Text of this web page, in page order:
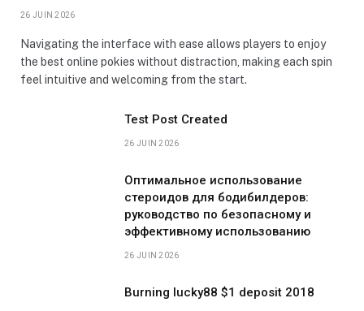
26 JUIN 2026
Navigating the interface with ease allows players to enjoy
the best online pokies without distraction, making each spin
feel intuitive and welcoming from the start.
Test Post Created
26 JUIN 2026
Оптимальное использование
стероидов для бодибилдеров:
руководство по безопасному и
эффективному использованию
26 JUIN 2026
Burning lucky88 $1 deposit 2018